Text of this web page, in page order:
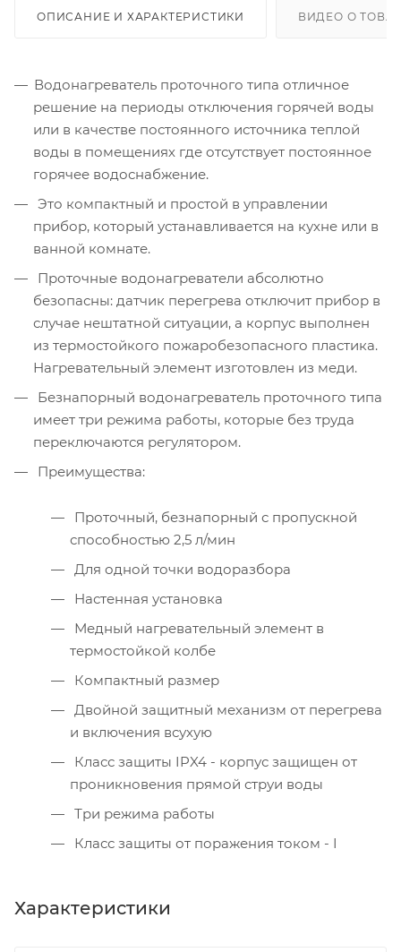
ОПИСАНИЕ И ХАРАКТЕРИСТИКИ ВИДЕО О
Водонагреватель проточного типа отличное
решение на периоды отключения горячей воды
или в качестве постоянного источника теплой
воды в помещениях где отсутствует постоянное
горячее водоснабжение.
Это компактный и простой в управлении
прибор, который устанавливается на кухне или в
ванной комнате.
Проточные водонагреватели абсолютно
безопасны: датчик перегрева отключит прибор в
случае нештатной ситуации, а корпус выполнен
из термостойкого пожаробезопасного пластика.
Нагревательный элемент изготовлен из меди.
Безнапорный водонагреватель проточного типа
имеет три режима работы, которые без труда
переключаются регулятором.
Преимущества:
Проточный, безнапорный с пропускной
способностью 2,5 л/мин
Для одной точки водоразбора
Настенная установка
Медный нагревательный элемент в
термостойкой колбе
Компактный размер
Двойной защитный механизм от перегрева
и включения всухую
Класс защиты IPX4 - корпус защищен от
проникновения прямой струи воды
Три режима работы
Класс защиты от поражения током - I
Характеристики